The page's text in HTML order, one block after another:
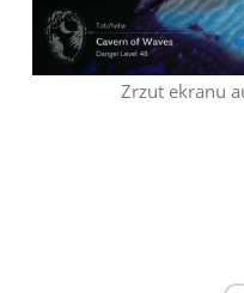
Zrzut ekranu